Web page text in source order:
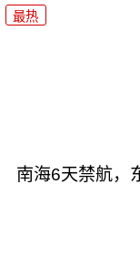
最热
南海6天禁航，